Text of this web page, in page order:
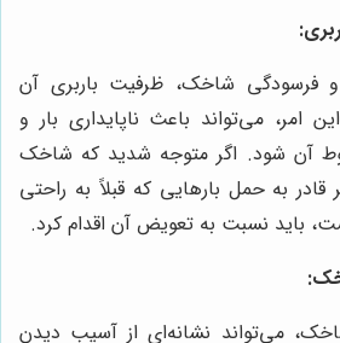
فرسودگی شاخک، ظرفیت باربری آن
امر، می‌تواند باعث ناپایداری بار و
آن شود. اگر متوجه شدید که شاخک
قادر به حمل بارهایی که قبلاً به راحتی
باید نسبت به تعویض آن اقدام کرد.
می‌تواند نشانه‌ای از آسیب دیدن